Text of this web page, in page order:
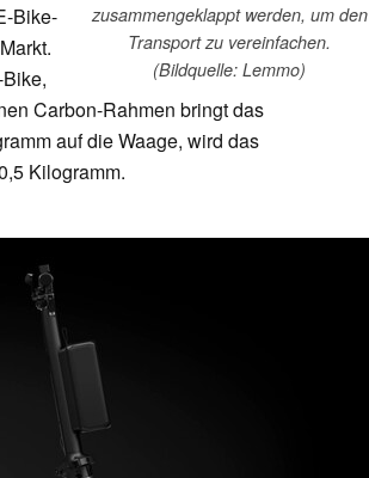
zusammengeklappt werden, um den
Transport zu vereinfachen.
(Bildquelle: Lemmo)
Bike-
Carbon-Rahmen bringt das
auf die Waage, wird das
Kilogramm.